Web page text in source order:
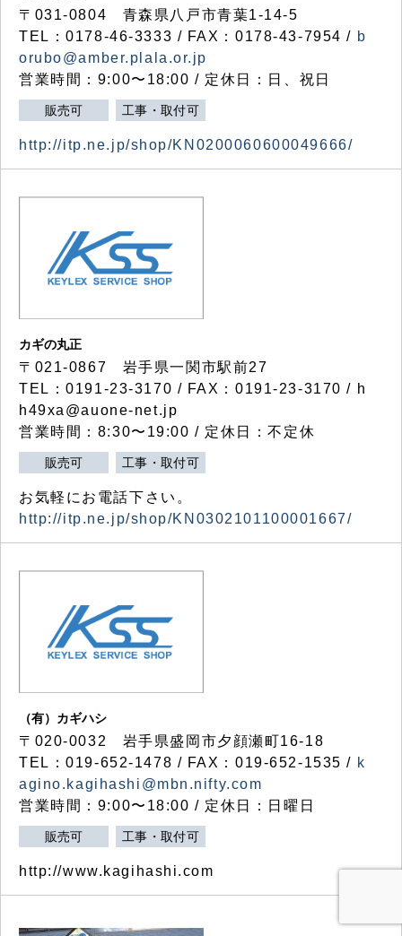
〒031-0804 青森県八戸市青葉1-14-5
TEL：0178-46-3333 / FAX：0178-43-7954 / b
orubo@amber.plala.or.jp
営業時間：9:00〜18:00 / 定休日：日、祝日
販売可 工事・取付可
http://itp.ne.jp/shop/KN0200060600049666/
カギの丸正
〒021-0867 岩手県一関市駅前27
TEL：0191-23-3170 / FAX：0191-23-3170 / h
h49xa@auone-net.jp
営業時間：8:30〜19:00 / 定休日：不定休
販売可 工事・取付可
お気軽にお電話下さい。
http://itp.ne.jp/shop/KN0302101100001667/
（有）カギハシ
〒020-0032 岩手県盛岡市夕顔瀬町16-18
TEL：019-652-1478 / FAX：019-652-1535 / k
agino.kagihashi@mbn.nifty.com
営業時間：9:00〜18:00 / 定休日：日曜日
販売可 工事・取付可
http://www.kagihashi.com